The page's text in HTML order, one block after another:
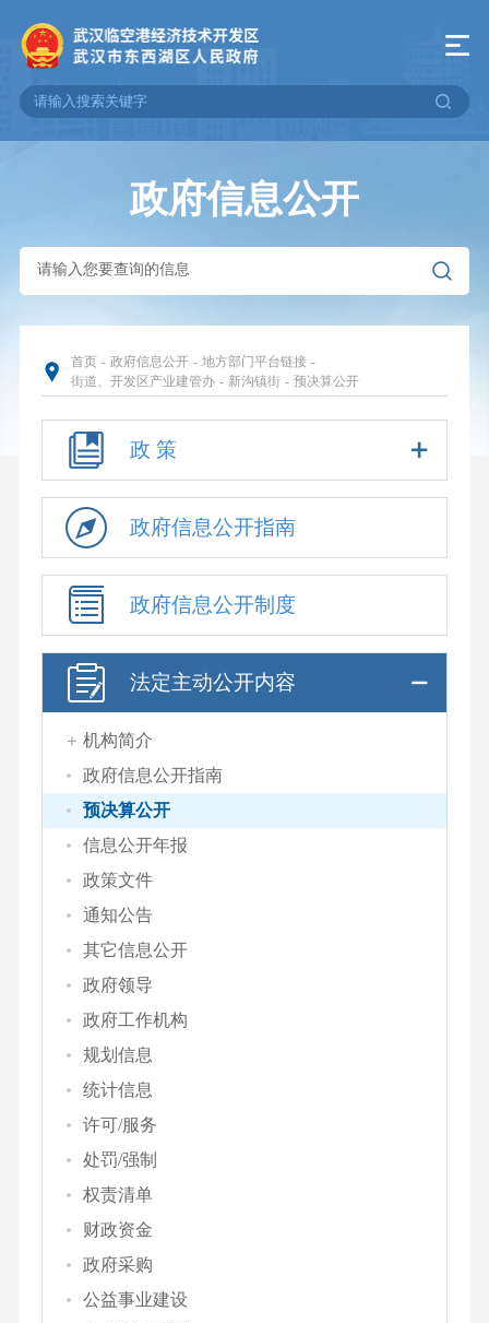
政府信息公开
首页 - 政府信息公开 - 地方部门平台链接 -
街道、开发区产业建管办 - 新沟镇街 - 预决算公开
政 策
政府信息公开指南
政府信息公开制度
法定主动公开内容
机构简介
政府信息公开指南
预决算公开
信息公开年报
政策文件
通知公告
其它信息公开
政府领导
政府工作机构
规划信息
统计信息
许可/服务
处罚/强制
权责清单
财政资金
政府采购
公益事业建设